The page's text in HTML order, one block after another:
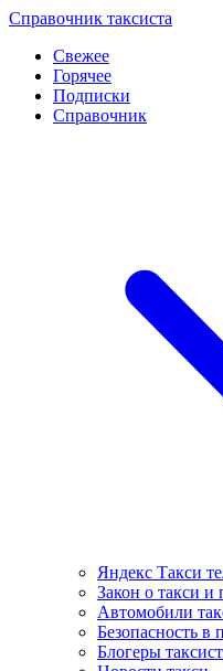
Перейти
контенту
Справочник таксиста
Свежее
Горячее
Подписки
Справочник
Яндекс Такси
Закон о такси
Автомобили
Безопасность в
Блогеры